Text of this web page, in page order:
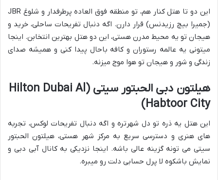
این دو تا هتل کنار هم، تو منطقه فوق العاده پرطرفدار و شلوغ JBR
(جمیرا بیچ رزیدنس) قرار دارن. اگه دنبال تفریحات ساحلی، خرید و
هیجان تو یه محیط مدرن هستی، این دو هتل بهترین انتخابن. اینجا
میتونی یه عالمه رستوران و کافه باحال پیدا کنی و همیشه صدای
زندگی و شور و هیجان تو هوا موج میزنه.
هیلتون دبی الحبتور سیتی (Hilton Dubai Al
Habtoor City)
این هتل یه ذره تو دل شهرتره و اگه دنبال تفریحات لوکس، تجربه
های هنری و دسترسی سریع به مرکز شهر هستی، هیلتون الحبتور
سیتی می تونه گزینه عالی باشه. اینجا نزدیکی به کانال آبی دبی و
نمایش باشکوه لا پرل حسابی دلت رو میبره.